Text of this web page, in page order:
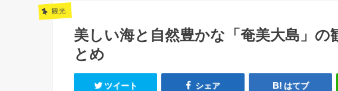
観光
美しい海と自然豊かな「奄美大島」の
とめ
ツイート シェア はてブ